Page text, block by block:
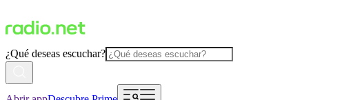
¿Qué deseas escuchar?